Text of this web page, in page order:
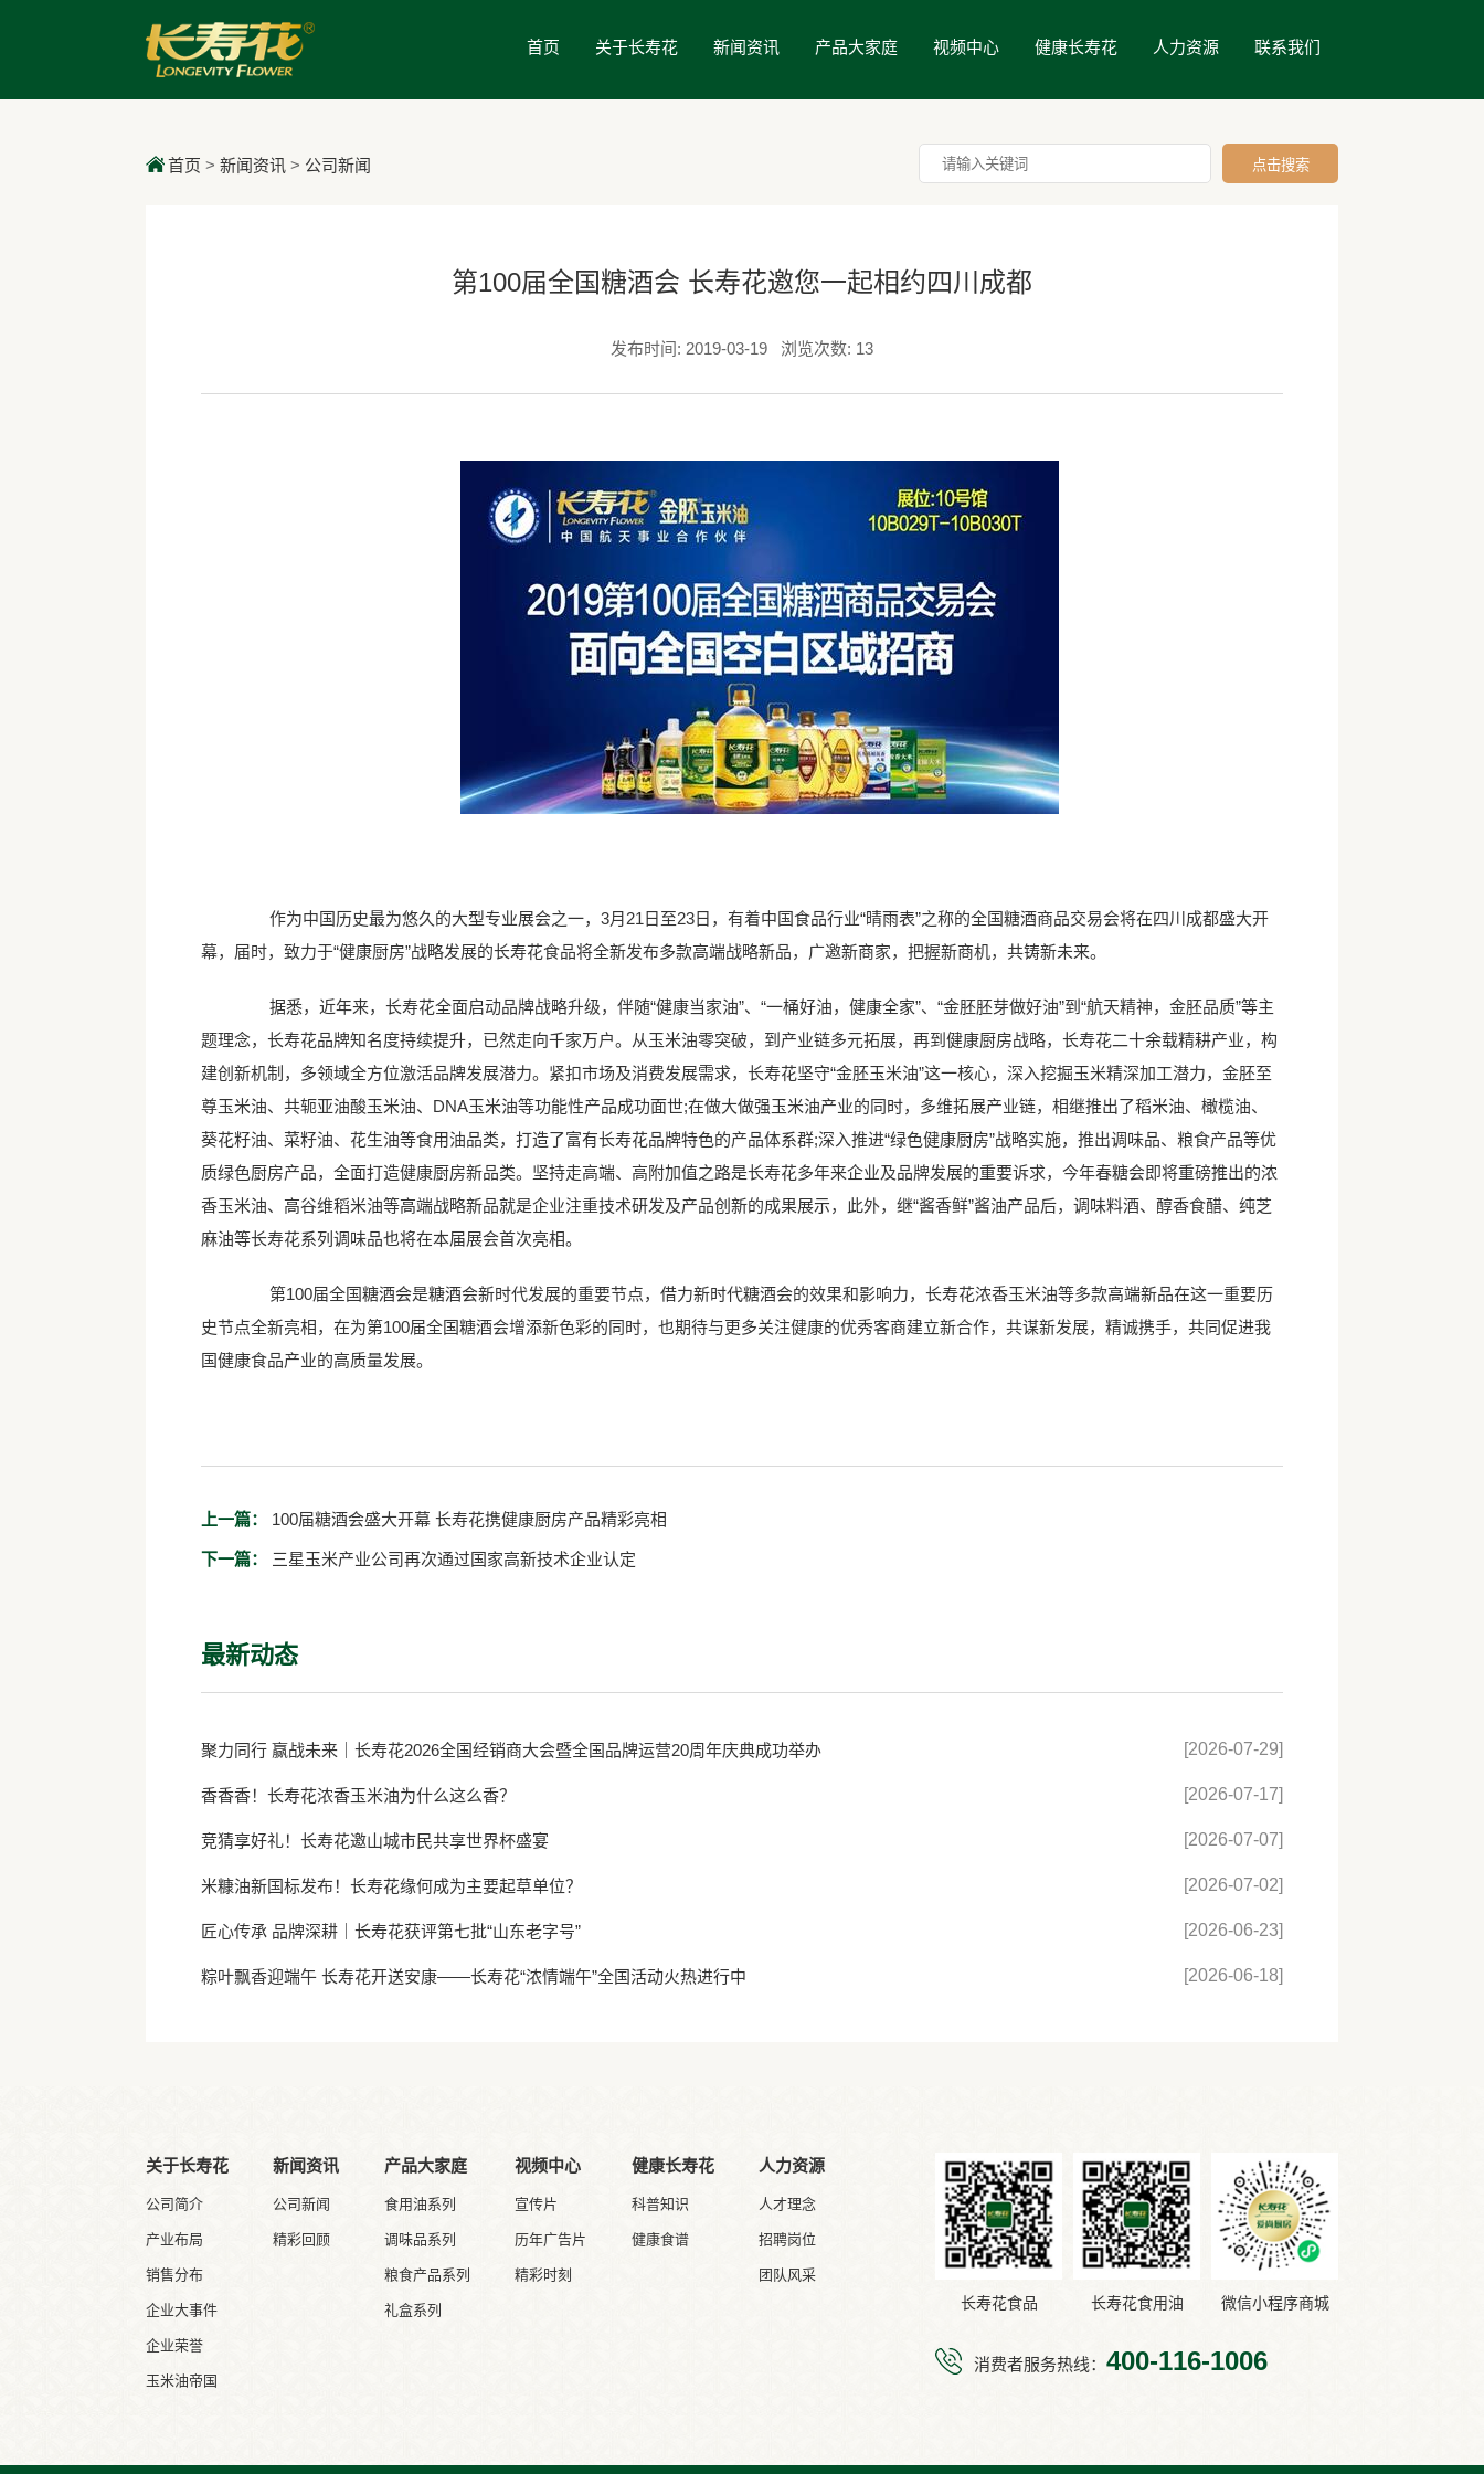
首页 关于长寿花 新闻资讯 产品大家庭 视频中心 健康长寿花 人力资源 联系我们
首页 > 新闻资讯 > 公司新闻
第100届全国糖酒会 长寿花邀您一起相约四川成都
发布时间: 2019-03-19 浏览次数: 13
作为中国历史最为悠久的大型专业展会之一，3月21日至23日，有着中国食品行业“晴雨表”之称的全国糖酒商品交易会将在四川成都盛大开
幕，届时，致力于“健康厨房”战略发展的长寿花食品将全新发布多款高端战略新品，广邀新商家，把握新商机，共铸新未来。
据悉，近年来，长寿花全面启动品牌战略升级，伴随“健康当家油”、“一桶好油，健康全家”、“金胚胚芽做好油”到“航天精神，金胚品质”等主
题理念，长寿花品牌知名度持续提升，已然走向千家万户。从玉米油零突破，到产业链多元拓展，再到健康厨房战略，长寿花二十余载精耕产业，构
建创新机制，多领域全方位激活品牌发展潜力。紧扣市场及消费发展需求，长寿花坚守“金胚玉米油”这一核心，深入挖掘玉米精深加工潜力，金胚至
尊玉米油、共轭亚油酸玉米油、DNA玉米油等功能性产品成功面世;在做大做强玉米油产业的同时，多维拓展产业链，相继推出了稻米油、橄榄油、
葵花籽油、菜籽油、花生油等食用油品类，打造了富有长寿花品牌特色的产品体系群;深入推进“绿色健康厨房”战略实施，推出调味品、粮食产品等优
质绿色厨房产品，全面打造健康厨房新品类。坚持走高端、高附加值之路是长寿花多年来企业及品牌发展的重要诉求，今年春糖会即将重磅推出的浓
香玉米油、高谷维稻米油等高端战略新品就是企业注重技术研发及产品创新的成果展示，此外，继“酱香鲜”酱油产品后，调味料酒、醇香食醋、纯芝
麻油等长寿花系列调味品也将在本届展会首次亮相。
第100届全国糖酒会是糖酒会新时代发展的重要节点，借力新时代糖酒会的效果和影响力，长寿花浓香玉米油等多款高端新品在这一重要历
史节点全新亮相，在为第100届全国糖酒会增添新色彩的同时，也期待与更多关注健康的优秀客商建立新合作，共谋新发展，精诚携手，共同促进我
国健康食品产业的高质量发展。
上一篇： 100届糖酒会盛大开幕 长寿花携健康厨房产品精彩亮相
下一篇： 三星玉米产业公司再次通过国家高新技术企业认定
最新动态
聚力同行 赢战未来｜长寿花2026全国经销商大会暨全国品牌运营20周年庆典成功举办 [2026-07-29]
香香香！长寿花浓香玉米油为什么这么香？ [2026-07-17]
竞猜享好礼！长寿花邀山城市民共享世界杯盛宴 [2026-07-07]
米糠油新国标发布！长寿花缘何成为主要起草单位？ [2026-07-02]
匠心传承 品牌深耕｜长寿花获评第七批“山东老字号” [2026-06-23]
粽叶飘香迎端午 长寿花开送安康——长寿花“浓情端午”全国活动火热进行中 [2026-06-18]
关于长寿花
公司简介
产业布局
销售分布
企业大事件
企业荣誉
玉米油帝国
新闻资讯
公司新闻
精彩回顾
产品大家庭
食用油系列
调味品系列
粮食产品系列
礼盒系列
视频中心
宣传片
历年广告片
精彩时刻
健康长寿花
科普知识
健康食谱
人力资源
人才理念
招聘岗位
团队风采
长寿花食品 长寿花食用油 微信小程序商城
消费者服务热线：400-116-1006